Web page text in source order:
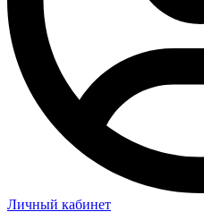
Личный кабинет